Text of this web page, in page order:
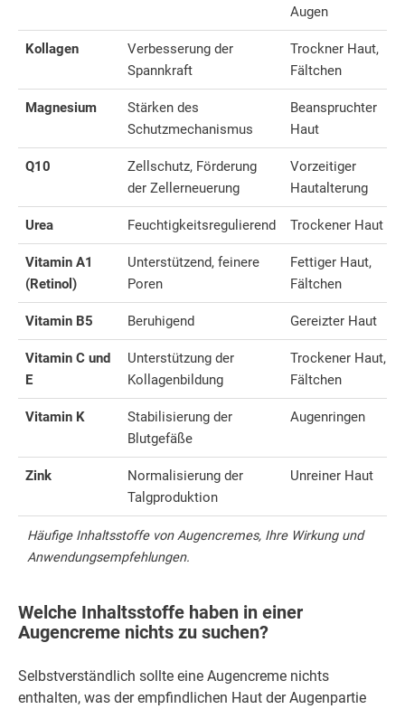
Augen
Kollagen
Verbesserung der
Spannkraft
Trockner Haut,
Fältchen
Magnesium
Stärken des
Schutzmechanismus
Beanspruchter
Haut
Q10
Zellschutz, Förderung
der Zellerneuerung
Vorzeitiger
Hautalterung
Urea Feuchtigkeitsregulierend Trockener Haut
Vitamin A1
(Retinol)
Unterstützend, feinere
Poren
Fettiger Haut,
Fältchen
Vitamin B5 Beruhigend Gereizter Haut
Vitamin C und
E
Unterstützung der
Kollagenbildung
Trockener Haut,
Fältchen
Vitamin K
Stabilisierung der
Blutgefäße
Augenringen
Zink
Normalisierung der
Talgproduktion
Unreiner Haut
Häufige Inhaltsstoffe von Augencremes, Ihre Wirkung und
Anwendungsempfehlungen.
Welche Inhaltsstoffe haben in einer
Augencreme nichts zu suchen?
Selbstverständlich sollte eine Augencreme nichts
enthalten, was der empfindlichen Haut der Augenpartie